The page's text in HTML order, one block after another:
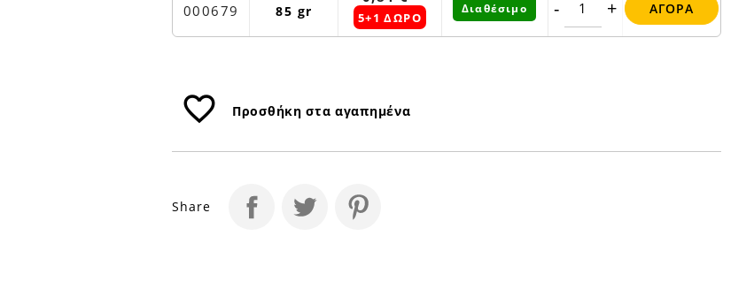
000679 85 gr 5+1 ΔΩΡΟ
Διαθέσιμο - + ΑΓΟΡΆ
favorite_border Προσθήκη στα αγαπημένα
Share